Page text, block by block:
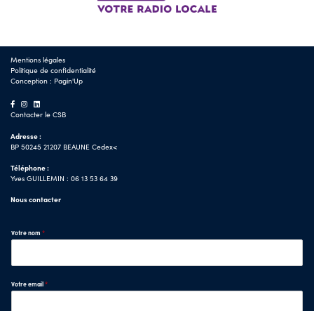
Mentions légales
Politique de confidentialité
Conception : Pagin'Up
Contacter le CSB
Adresse :
BP 50245 21207 BEAUNE Cedex<
Téléphone :
Yves GUILLEMIN : 06 13 53 64 39
Nous contacter
Votre nom *
Votre email*